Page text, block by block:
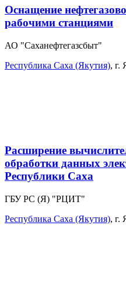
Оснащение
рабочими станциями
АО "Саханефтегазсбыт"
Республика Саха (Якутия), г.
Расширение
обработки данных
Республики Саха
ГБУ РС (Я) "РЦИТ"
Республика Саха (Якутия), г.